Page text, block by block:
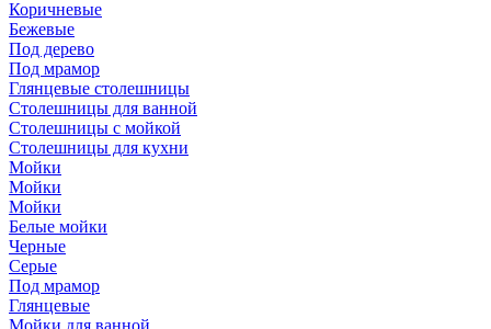
Коричневые
Бежевые
Под дерево
Под мрамор
Глянцевые столешницы
Столешницы для ванной
Столешницы с мойкой
Столешницы для кухни
Мойки
Мойки
Мойки
Белые мойки
Черные
Серые
Под мрамор
Глянцевые
Мойки для ванной